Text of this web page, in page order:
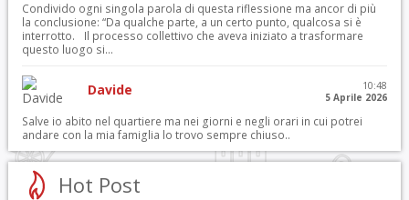
Condivido ogni singola parola di questa riflessione ma ancor di più
la conclusione: “Da qualche parte, a un certo punto, qualcosa si è
interrotto. Il processo collettivo che aveva iniziato a trasformare
questo luogo si...
Davide
10:48
5 Aprile 2026
Salve io abito nel quartiere ma nei giorni e negli orari in cui potrei
andare con la mia famiglia lo trovo sempre chiuso..
Hot Post